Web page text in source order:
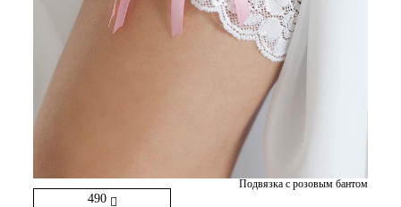
490
Подвязка с розовым бантом